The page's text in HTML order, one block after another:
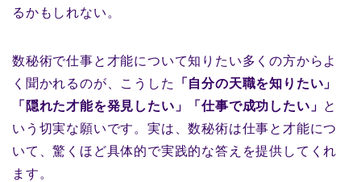
るかもしれない。
数秘術で仕事と才能について知りたい多くの方からよ
く聞かれるのが、こうした
「自分の天職を知りたい」
「隠れた才能を発見したい」「仕事で成功したい」 と
いう切実な願いです。実は、数秘術は仕事と才能につ
いて、驚くほど具体的で実践的な答えを提供してくれ
ます。